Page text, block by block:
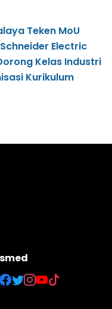
Teken MoU
Electric
Kelas Industri
Kurikulum